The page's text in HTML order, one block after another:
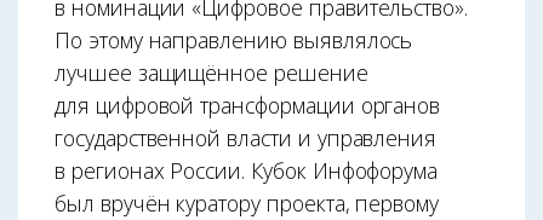
в номинации «Цифровое правительство».
По этому направлению выявлялось
лучшее защищённое решение
для цифровой трансформации органов
государственной власти и управления
в регионах России. Кубок Инфофорума
был вручён куратору проекта, первому